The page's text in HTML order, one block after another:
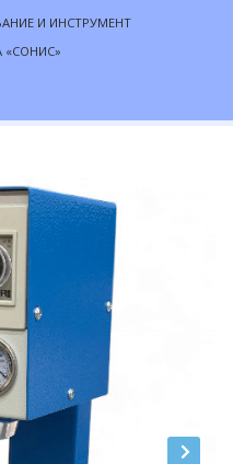
И ИНСТРУМЕНТ
«СОНИС»